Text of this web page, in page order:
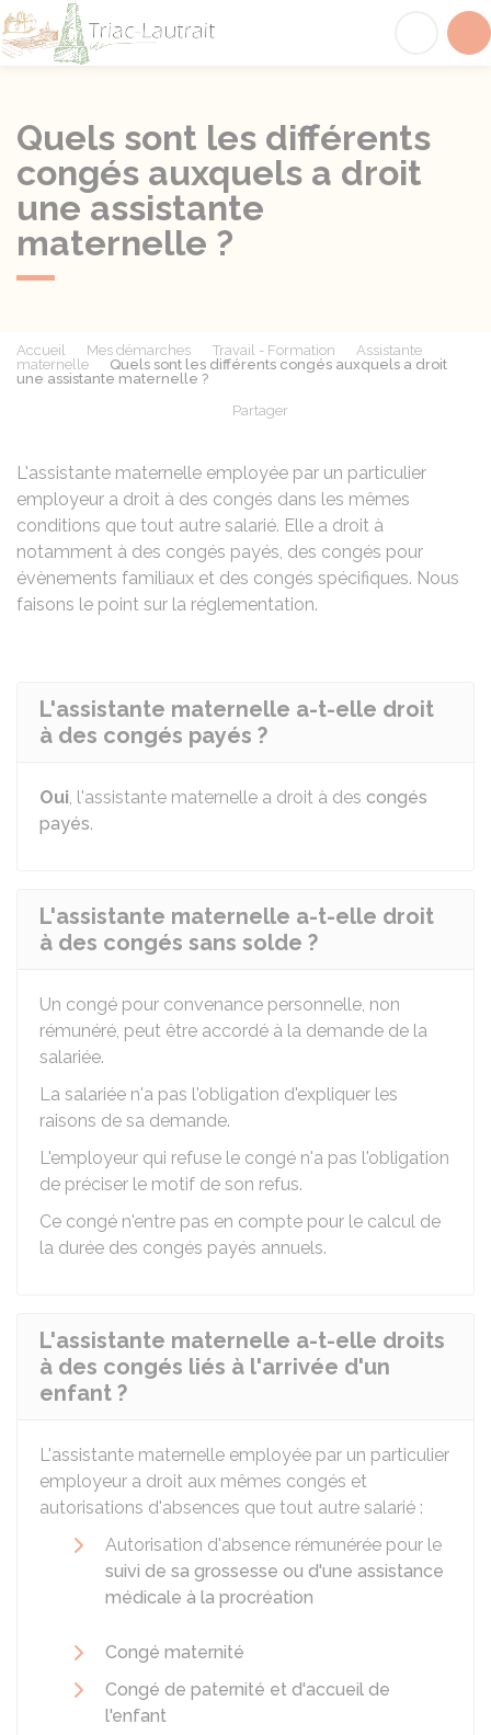
Quels sont les différents
congés auxquels a droit
une assistante
maternelle ?
Accueil Mes démarches Travail - Formation
Assistante
maternelle
Quels sont les différents congés auxquels a droit
une assistante maternelle ?
Partager
L'assistante maternelle employée par un particulier
employeur a droit à des congés dans les mêmes
conditions que tout autre salarié. Elle a droit à
notamment à des congés payés, des congés pour
évènements familiaux et des congés spécifiques. Nous
faisons le point sur la réglementation.
L'assistante maternelle a-t-elle droit
à des congés payés ?
Oui, l'assistante maternelle a droit à des congés
payés.
L'assistante maternelle a-t-elle droit
à des congés sans solde ?
Un congé pour convenance personnelle, non
rémunéré, peut être accordé à la demande de la
salariée.
La salariée n'a pas l'obligation d'expliquer les
raisons de sa demande.
L'employeur qui refuse le congé n'a pas l'obligation
de préciser le motif de son refus.
Ce congé n'entre pas en compte pour le calcul de
la durée des congés payés annuels.
L'assistante maternelle a-t-elle droits
à des congés liés à l'arrivée d'un
enfant ?
L'assistante maternelle employée par un particulier
employeur a droit aux mêmes congés et
autorisations d'absences que tout autre salarié :
Autorisation d'absence rémunérée pour le
suivi de sa grossesse ou d'une assistance
médicale à la procréation
Congé maternité
Congé de paternité et d'accueil de
l'enfant